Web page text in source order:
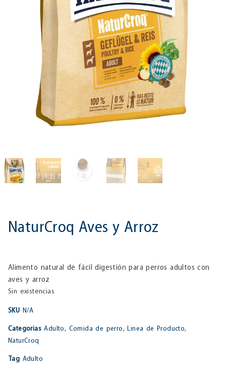
NaturCroq Aves y Arroz
Alimento natural de fácil digestión para perros adultos con
aves y arroz
Sin existencias
SKU N/A
Categorias Adulto, Comida de perro,Linea de Producto,
NaturCroq
Tag Adulto